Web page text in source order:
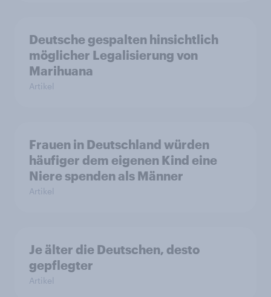
Deutsche gespalten hinsichtlich
möglicher Legalisierung von
Marihuana
Artikel
Frauen in Deutschland würden
häufiger dem eigenen Kind eine
Niere spenden als Männer
Artikel
Je älter die Deutschen, desto
gepflegter
Artikel